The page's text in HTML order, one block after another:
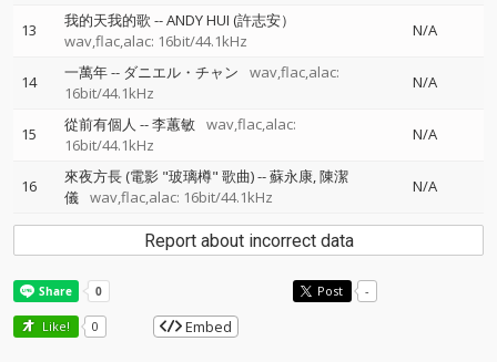
13 我的天我的歌 --ANDY HUI (許志安）
wav,flac,alac: 16bit/44.1kHz
N/A
14 一萬年-- ダニエル・チャン
wav,flac,alac:
16bit/44.1kHz
N/A
15 從前有個人 --李蕙敏 wav,flac,alac:
16bit/44.1kHz
N/A
16 來夜方長 (電影 "玻璃樽" 歌曲)--蘇永康 陳潔
儀 wav,flac,alac: 16bit/44.1kHz
N/A
Report about incorrect data
Post -
Like! 0 Embed